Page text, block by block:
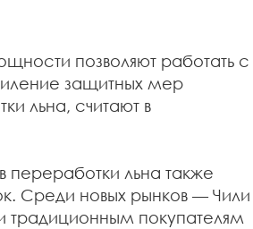
позволяют работать с
защитных мер
льна, считают в
переработки льна также
Среди новых рынков — Чили
традиционным покупателям